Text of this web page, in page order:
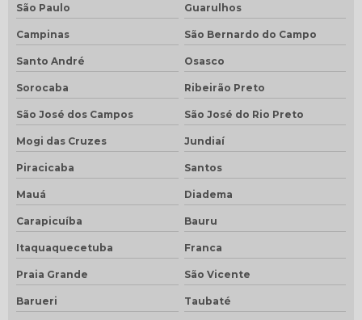
São Paulo Guarulhos
Campinas São Bernardo do Campo
Santo André Osasco
Sorocaba Ribeirão Preto
São José dos Campos São José do Rio Preto
Mogi das Cruzes Jundiaí
Piracicaba Santos
Mauá Diadema
Carapicuíba Bauru
Itaquaquecetuba Franca
Praia Grande São Vicente
Barueri Taubaté